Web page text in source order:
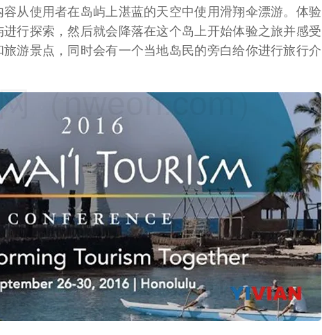
从使用者在岛屿上湛蓝的天空中使用滑翔伞漂游。体验
行探索，然后就会降落在这个岛上开始体验之旅并感受
游景点，同时会有一个当地岛民的旁白给你进行旅行介
（nweon.com）
（nweon.com）